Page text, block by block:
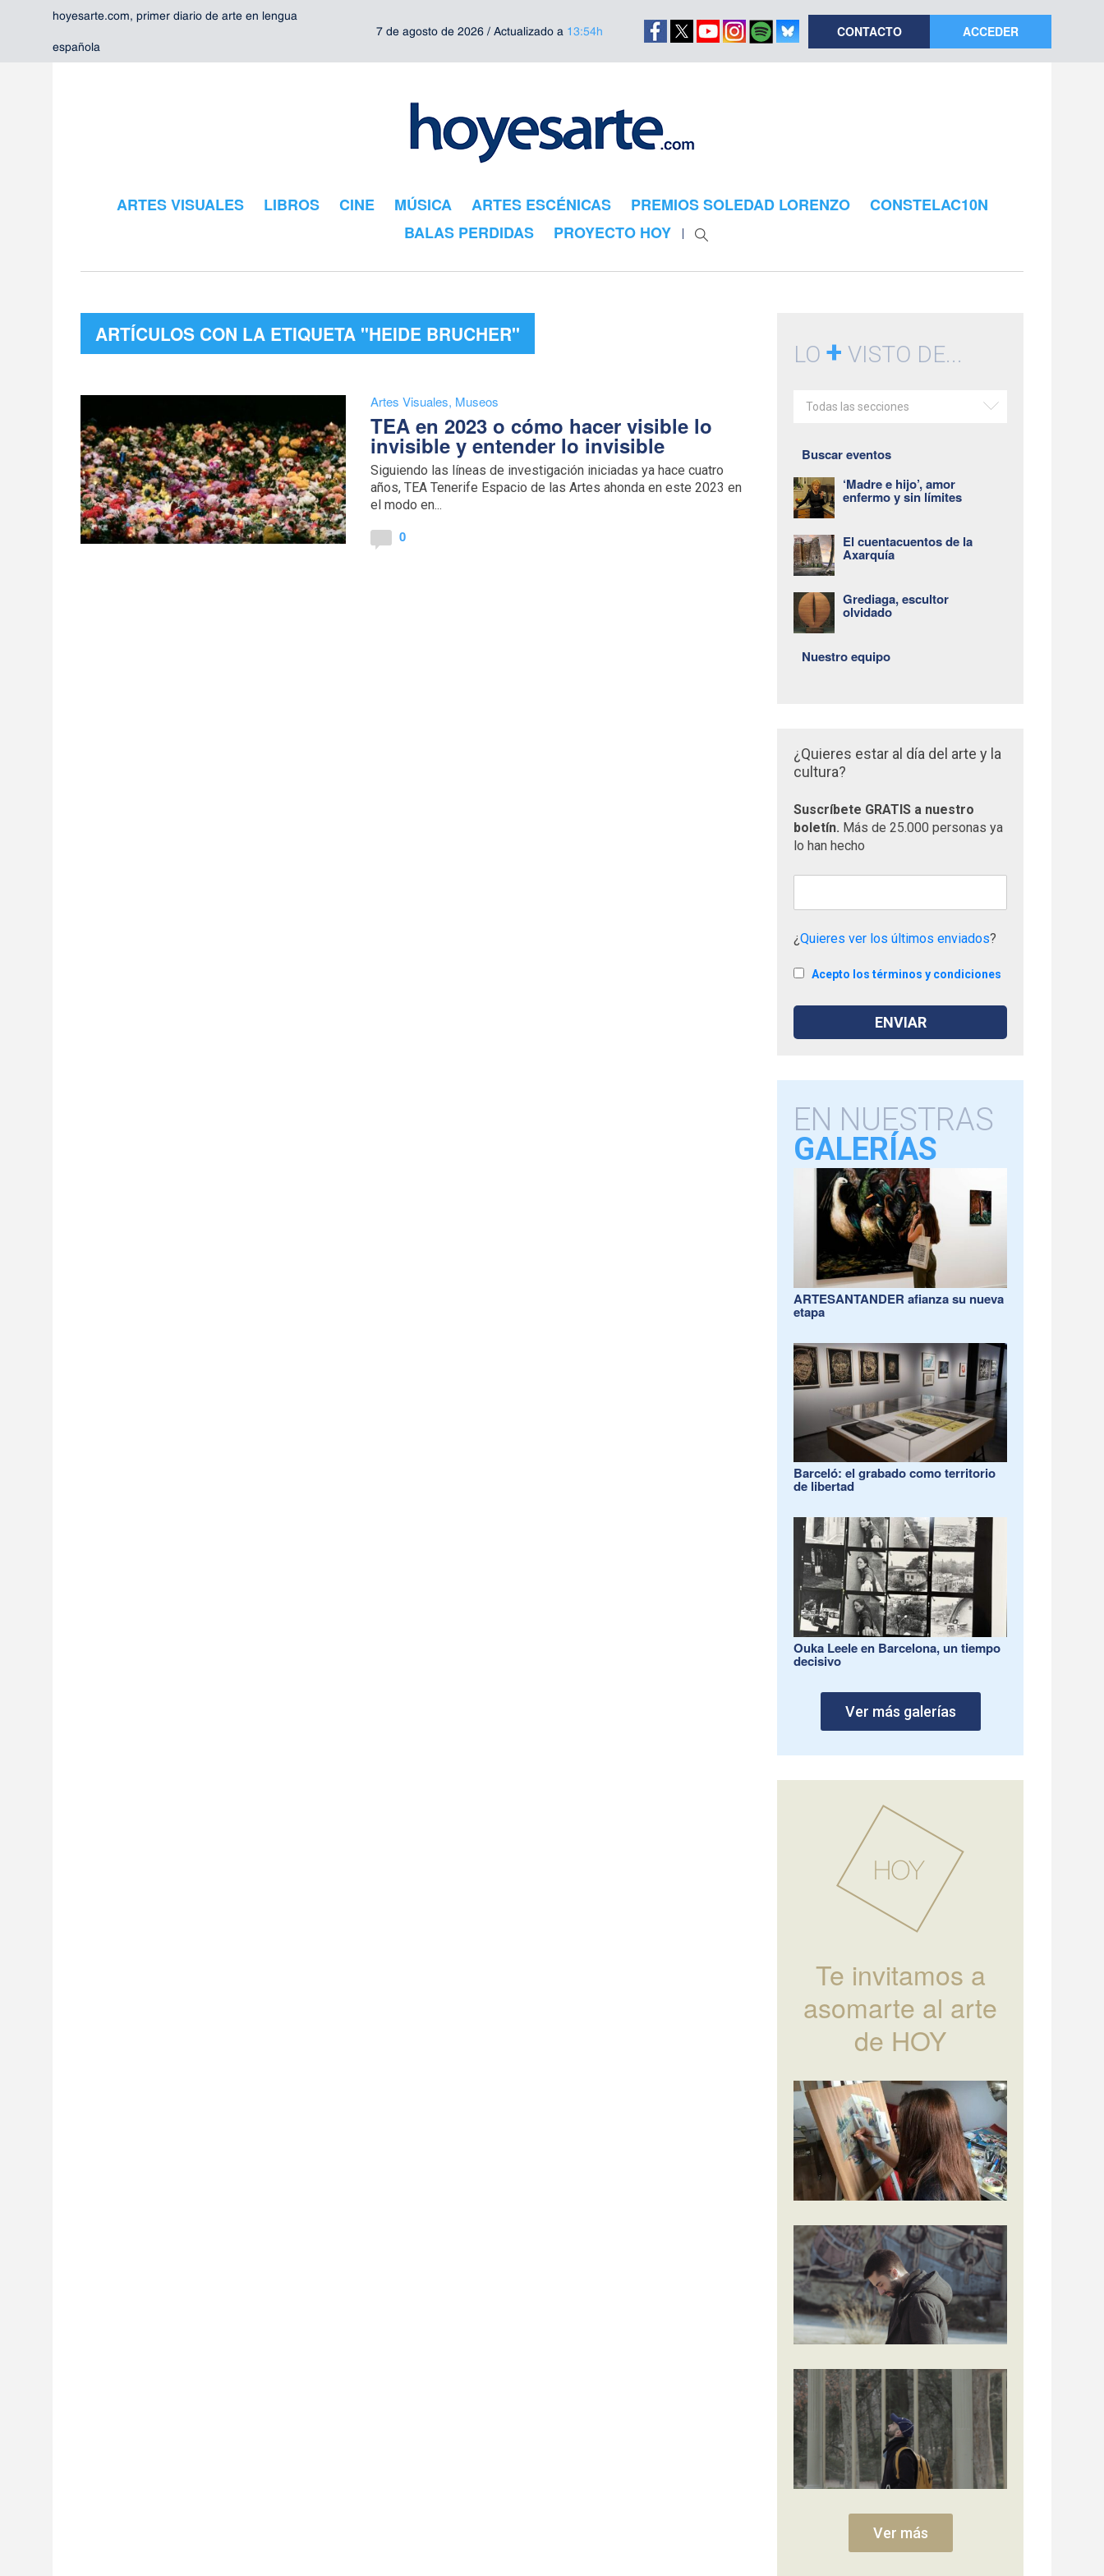
hoyesarte.com, primer diario de arte en lengua
española
7 de agosto de 2026 / Actualizado a 13:54h CONTACTO ACCEDER
ARTES VISUALES LIBROS CINE MÚSICA ARTES ESCÉNICAS PREMIOS SOLEDAD LORENZO
CONSTELAC10N
BALAS PERDIDAS
PROYECTO HOY
ARTÍCULOS CON LA ETIQUETA "HEIDE BRUCHER"
Artes Visuales, Museos
TEA en 2023 o cómo hacer visible lo
invisible y entender lo invisible
Siguiendo las líneas de investigación iniciadas ya hace cuatro
años, TEA Tenerife Espacio de las Artes ahonda en este 2023 en
el modo en...
0
LO+ VISTO DE...
Todas las secciones
Buscar eventos
‘Madre e hijo’, amor
enfermo y sin límites
El cuentacuentos de la
Axarquía
Grediaga, escultor
olvidado
Nuestro equipo
¿Quieres estar al día del arte y la
cultura?
Suscríbete GRATIS a nuestro
boletín. Más de 25.000 personas ya
lo han hecho
¿Quieres ver los últimos enviados?
Acepto los términos y condiciones
EN NUESTRAS
GALERÍAS
ARTESANTANDER afianza su nueva
etapa
Barceló: el grabado como territorio
de libertad
Ouka Leele en Barcelona, un tiempo
decisivo
Ver más galerías
Te invitamos a
asomarte al arte
de HOY
Ver más